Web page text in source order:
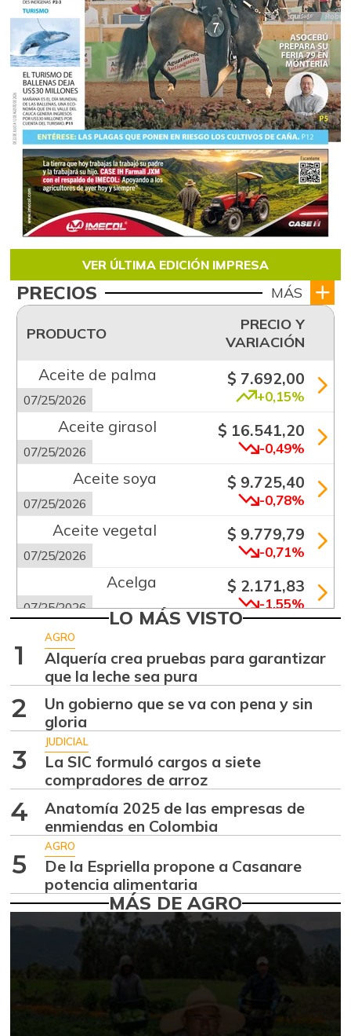
VER ÚLTIMA EDICIÓN IMPRESA
PRECIOS MÁS
PRODUCTO
PRECIO Y
VARIACIÓN
Aceite de palma
07/25/2026
$ 7.692,00
+0,15%
Aceite girasol
07/25/2026
$ 16.541,20
-0,49%
Aceite soya
07/25/2026
$ 9.725,40
-0,78%
Aceite vegetal
07/25/2026
$ 9.779,79
-0,71%
Acelga
07/25/2026
$ 2.171,83
-1,55%
Aguacate común
07/25/2026 +6,24%
Aguacate hass
07/25/2026
$ 7.289,10
-2,98%
Aguacate
papelillo
07/25/2026
-1,18%
Ahuyama
07/25/2026
$ 1.634,56
Ahuyamín
07/25/2026
$ 1.672,87
Ajo $ 6.102,86
-2,18%
Ají dulce $ 2.880,14
+4,83%
Ají topito dulce $ 3.229,50
LO MÁS VISTO
1
AGRO
Alquería crea pruebas para garantizar
que la leche sea pura
2
Un gobierno que se va con pena y sin
gloria
3
JUDICIAL
La SIC formuló cargos a siete
compradores de arroz
4
Anatomía 2025 de las empresas de
enmiendas en Colombia
5
AGRO
De la Espriella propone a Casanare
potencia alimentaria
MÁS DE AGRO